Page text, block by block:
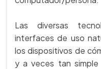
Las diversas
interfaces de uso
los dispositivos de
y a veces tan